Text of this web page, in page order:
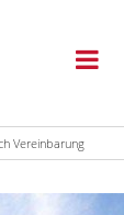
Vereinbarung